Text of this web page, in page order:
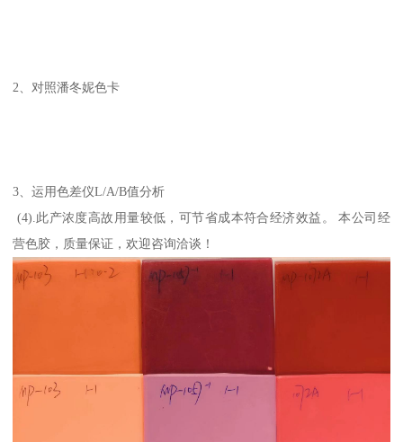
2、对照潘冬妮色卡
3、运用色差仪L/A/B值分析
(4).此产浓度高故用量较低，可节省成本符合经济效益。 本公司经
营色胶，质量保证，欢迎咨询洽谈！